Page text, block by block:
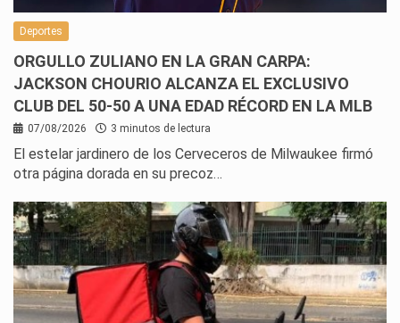
Deportes
ORGULLO ZULIANO EN LA GRAN CARPA:
JACKSON CHOURIO ALCANZA EL EXCLUSIVO
CLUB DEL 50-50 A UNA EDAD RÉCORD EN LA MLB
07/08/2026 3 minutos de lectura
El estelar jardinero de los Cerveceros de Milwaukee firmó
otra página dorada en su precoz…